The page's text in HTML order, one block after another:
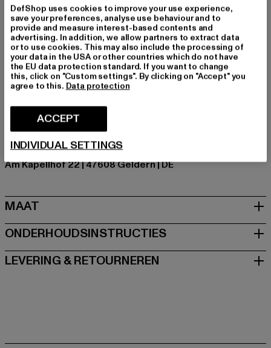
Gelegenheid: Alledaags, Comfortabel, Chillen, Vrije tijd
Cut: Regelmatig
Merk: Cloud5ive
Kategori: T-shirts
Kleur: weiß
Kleur fabrikant: white/yellow
Materiële samenstelling: 95% Viscose, 5% Spandex
Art.Nr: CL2945V-02694
Fabrikant: Styleboom Textilhandels GmbH & Co. KG |
info@77onlineshop.eu
Am Kapellhof 22 | 47608 Geldern | DE
MAAT
ONDERHOUDSINSTRUCTIES
LEVERING & RETOURNEREN
DefShop uses cookies to improve your use experience,
save your preferences, analyse use behaviour and to
provide and measure interest-based contents and
advertising. In addition, we allow partners to extract data
or to use cookies. This may also include the processing of
your data in the USA or other countries which do not have
the EU data protection standard. If you want to change
this, click on "Custom settings". By clicking on "Accept" you
agree to this. Data protection
ACCEPT
INDIVIDUAL SETTINGS